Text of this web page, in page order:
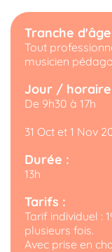
Tranche
Tout
musicien
Jour /
De 9h30 à 17h
31 Oct et 1 Nov
Durée :
13h
Tarifs :
Tarif individuel :
plusieurs fois.
Avec prise en